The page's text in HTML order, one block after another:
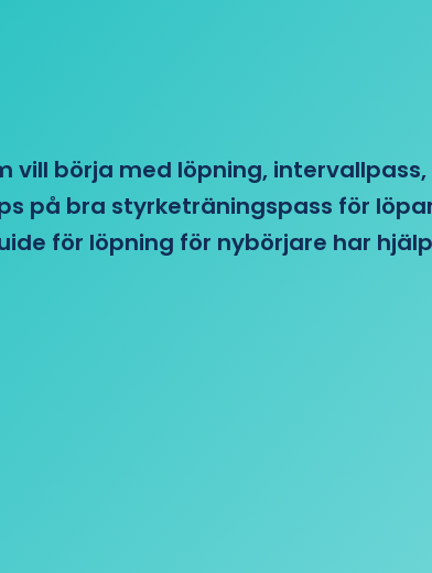
börja med löpning,
på bra styrketräningspass för
för löpning för nybörjare har